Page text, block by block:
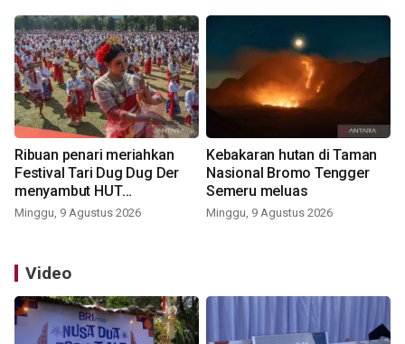
Ribuan penari meriahkan
Festival Tari Dug Dug Der
menyambut HUT
Kemerdekaan
Minggu, 9 Agustus 2026
Kebakaran hutan di Taman
Nasional Bromo Tengger
Semeru meluas
Minggu, 9 Agustus 2026
Video